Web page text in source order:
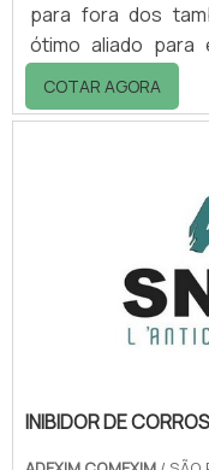
para fora dos
ótimo aliado para
produtos, o
líquido e está
DIFERENCIAIS DO
é que o palete
recuperar o
melhor custo-
praticidade na hora
COTAR AGORA
INIBIDOR DE